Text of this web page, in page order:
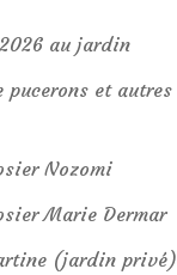
au jardin
pucerons et autres
Nozomi
Marie Dermar
(jardin privé)